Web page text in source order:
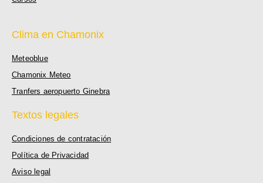
Clima en Chamonix
Meteoblue
Chamonix Meteo
Tranfers aeropuerto Ginebra
Textos legales
Condiciones de contratación
Política de Privacidad
Aviso legal